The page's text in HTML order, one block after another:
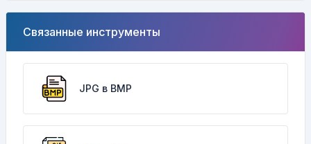
Связанные инструменты
JPG в BMP